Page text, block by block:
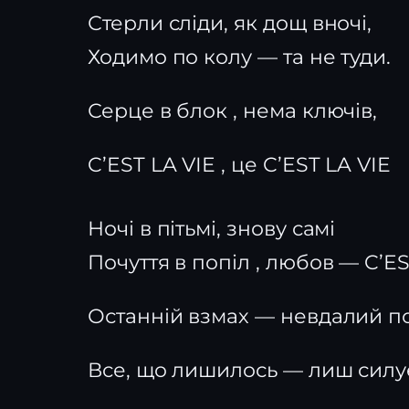
Стерли сліди, як дощ вночі,
Ходимо по колу — та не туди.
Серце в блок , нема ключів,
C’EST LA VIE , це C’EST LA VIE
Ночі в пітьмі, знову самі
Почуття в попіл , любов —
Останній взмах — невдалий
Все, що лишилось — лиш